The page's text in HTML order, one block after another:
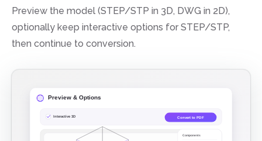
Preview the model (STEP/STP in 3D, DWG in 2D),
optionally keep interactive options for STEP/STP,
then continue to conversion.